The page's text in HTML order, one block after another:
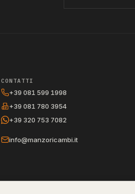
CONTATTI
+39 081 599 1998
+39 081 780 3954
+39 320 753 7082
info@manzoricambi.it